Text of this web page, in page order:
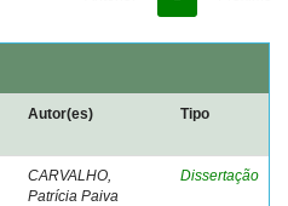
Autor(es) Tipo
CARVALHO,
Patrícia Paiva
Dissertação